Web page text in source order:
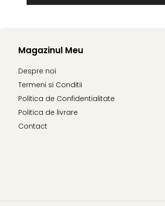
Magazinul Meu
Despre noi
Termeni si Conditii
Politica de Confidentialitate
Politica de livrare
Contact